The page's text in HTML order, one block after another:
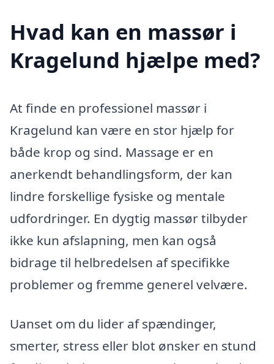
Hvad kan en massør i
Kragelund hjælpe med?
At finde en professionel massør i
Kragelund kan være en stor hjælp for
både krop og sind. Massage er en
anerkendt behandlingsform, der kan
lindre forskellige fysiske og mentale
udfordringer. En dygtig massør tilbyder
ikke kun afslapning, men kan også
bidrage til helbredelsen af specifikke
problemer og fremme generel velvære.
Uanset om du lider af spændinger,
smerter, stress eller blot ønsker en stund